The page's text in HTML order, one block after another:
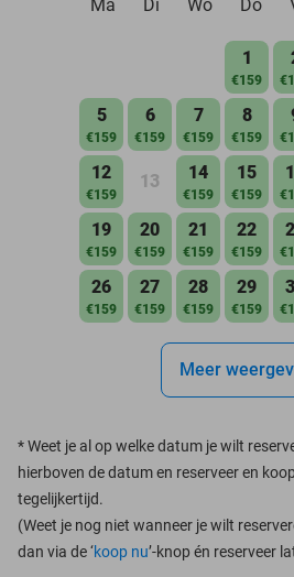
Ma
Di Wo Do
1
€159
5
€159
6
€159
7
€159
8
€159
12
€159
13 14
€159
15
€159
19
€159
20
€159
21
€159
22
€159
26
€159
27
€159
28
€159
29
€159
Meer
*Weet je al op welke datum je wilt
hierboven de datum en reserveer en
tegelijkertijd.
(Weet je nog niet wanneer je wilt
dan via de ‘koop nu’-knop én reserveer